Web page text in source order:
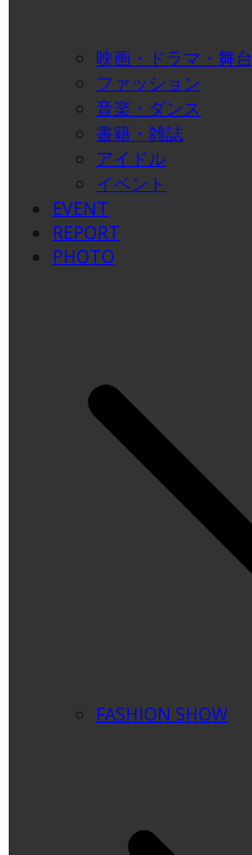
映画・ドラマ・舞台
ファッション
音楽・ダンス
書籍・雑誌
アイドル
イベント
EVENT
REPORT
PHOTO
FASHION SHOW